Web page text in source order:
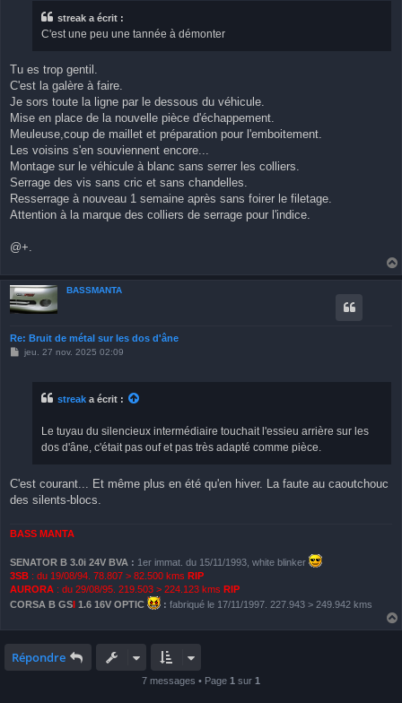
streak a écrit :
C'est une peu une tannée à démonter
Tu es trop gentil.
C'est la galère à faire.
Je sors toute la ligne par le dessous du véhicule.
Mise en place de la nouvelle pièce d'échappement.
Meuleuse,coup de maillet et préparation pour l'emboitement.
Les voisins s'en souviennent encore...
Montage sur le véhicule à blanc sans serrer les colliers.
Serrage des vis sans cric et sans chandelles.
Resserrage à nouveau 1 semaine après sans foirer le filetage.
Attention à la marque des colliers de serrage pour l'indice.
@+.
BASSMANTA
Re: Bruit de métal sur les dos d'âne
Mjeu. 27 nov. 2025 02:09
streak a écrit :
Le tuyau du silencieux intermédiaire touchait l'essieu arrière sur les
dos d'âne, c'était pas ouf et pas très adapté comme pièce.
C'est courant... Et même plus en été qu'en hiver. La faute au caoutchouc
des silents-blocs.
BASS MANTA
SENATOR B 3.0i 24V BVA : 1er immat. du 15/11/1993, white blinker
3SB : du 19/08/94. 78.807 > 82.500 kms RIP
AURORA : du 29/08/95. 219.503 > 224.123 kms RIP
CORSA B GSI 1.6 16V OPTIC : fabriqué le 17/11/1997. 227.943 > 249.942 kms
Répondre
7 messages • Page 1 sur 1